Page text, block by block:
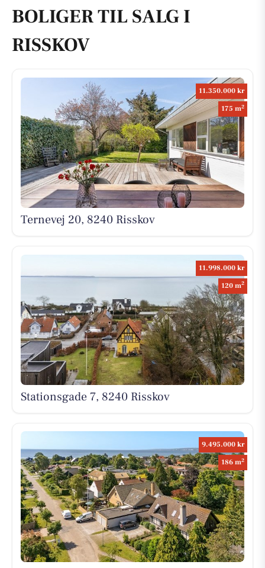
BOLIGER TIL SALG I
RISSKOV
11.350.000 kr
175 m2
Ternevej 20, 8240 Risskov
11.998.000 kr
120 m2
Stationsgade 7, 8240 Risskov
9.495.000 kr
186 m2